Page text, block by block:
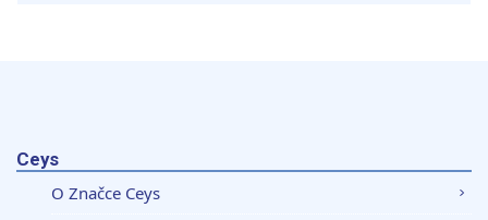
Ceys
O Značce Ceys